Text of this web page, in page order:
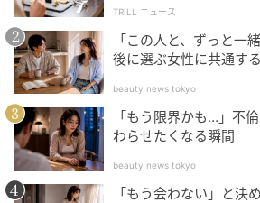
TRILL ニュース
「この人と、ずっと一
後に選ぶ女性に共通す
beauty news tokyo
「もう限界かも…」不
わらせたくなる瞬間
beauty news tokyo
「もう会わない」と決